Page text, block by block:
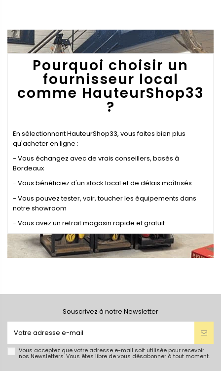
Pourquoi choisir un
fournisseur local
comme HauteurShop33
?
En sélectionnant HauteurShop33, vous faites bien plus
qu'acheter en ligne :
- Vous échangez avec de vrais conseillers, basés à
Bordeaux
- Vous bénéficiez d'un stock local et de délais maîtrisés
- Vous pouvez tester, voir, toucher les équipements dans
notre showroom
- Vous avez un retrait magasin rapide et gratuit
Souscrivez à notre Newsletter
Vous acceptez que votre adresse e-mail soit utilisée pour recevoir
nos Newsletters. Vous êtes libre de vous désabonner à tout moment.